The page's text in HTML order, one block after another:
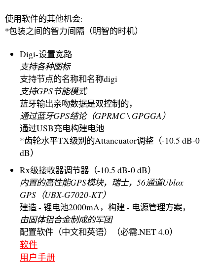
使用软件的其他机会:
*包装之间的智力间隔（明智的时机）
Digi-设置宽路
支持各种图标
支持节点的名称和名称digi
支持GPS节能模式
蓝牙输出亲吻数据是双控制的，
通过蓝牙GPS结论（GPRMC \ GPGGA）
通过USB充电构建电池
*齿轮水平TX级别的Attaneuator调整（-10.5 dB-0
dB）
Rx级接收器调节器（-10.5 dB-0 dB）
内置的高性能GPS模块，瑞士，56通道Ublox
GPS（UBX-G7020-KT）
建造 - 锂电池2000mA，构建 - 电源管理方案，
由固体铝合金制成的军团
配置软件（中文和英语）（必需.NET 4.0）
软件
用户手册